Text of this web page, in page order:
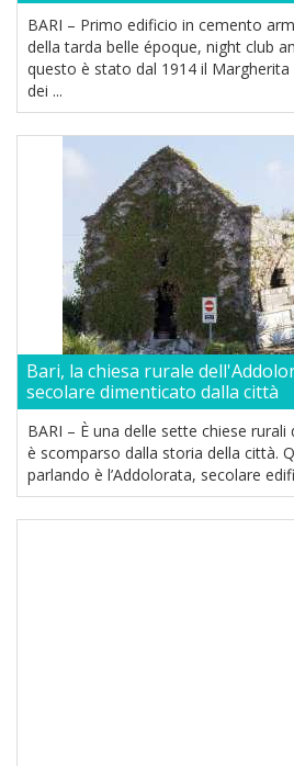
BARI – Primo edificio in cemento
della tarda belle époque, night club
questo è stato dal 1914 il
dei ...
Bari, la chiesa rurale
secolare dimenticato dalla città
BARI – È una delle sette chiese
è scomparso dalla storia della città.
parlando è l’Addolorata, secolare